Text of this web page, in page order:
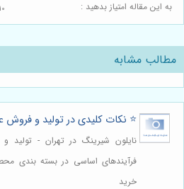
به این مقاله امتیاز بدهید : 10
مطالب مشابه
⭐️ نکات کلیدی در تولید و فروش
نایلون شیرینگ در تهران - تولید
فرآیندهای اساسی در بسته بندی
خرید